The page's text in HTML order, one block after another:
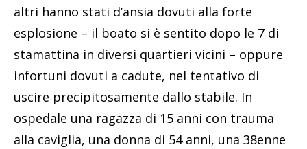
altri hanno stati d’ansia dovuti alla forte
esplosione – il boato si è sentito dopo le 7 di
stamattina in diversi quartieri vicini – oppure
infortuni dovuti a cadute, nel tentativo di
uscire precipitosamente dallo stabile. In
ospedale una ragazza di 15 anni con trauma
alla caviglia, una donna di 54 anni, una 38enne